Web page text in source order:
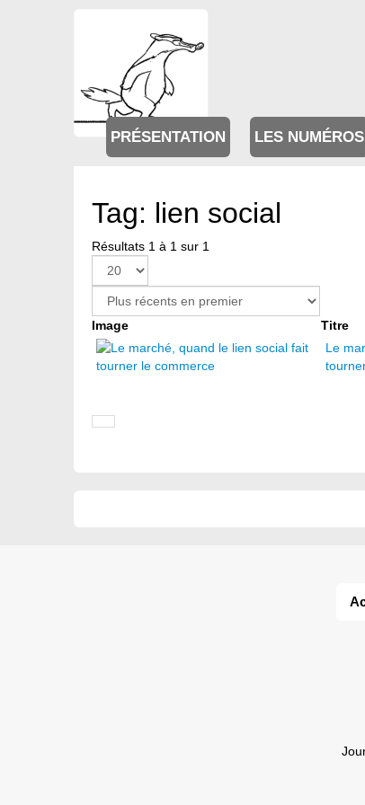
PRÉSENTATION LES NUMÉROS
Tag: lien social
Résultats 1 à 1 sur 1
Image Titre
Le